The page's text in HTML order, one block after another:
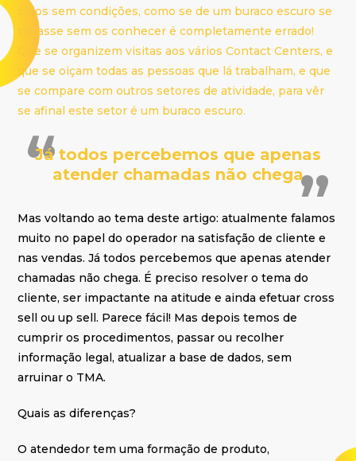
sítios sem condições, como se de um buraco escuro se
tratasse sem os conhecer é completamente errado!
Que se organizem visitas aos vários Contact Centers, e
que se oiçam todas as pessoas que lá trabalham, e que
se compare com outros setores de atividade, para vêr
se afinal este setor é um buraco escuro.
Já todos percebemos que apenas
atender chamadas não chega
Mas voltando ao tema deste artigo: atualmente falamos
muito no papel do operador na satisfação de cliente e
nas vendas. Já todos percebemos que apenas atender
chamadas não chega. É preciso resolver o tema do
cliente, ser impactante na atitude e ainda efetuar cross
sell ou up sell. Parece fácil! Mas depois temos de
cumprir os procedimentos, passar ou recolher
informação legal, atualizar a base de dados, sem
arruinar o TMA.
Quais as diferenças?
O atendedor tem uma formação de produto,